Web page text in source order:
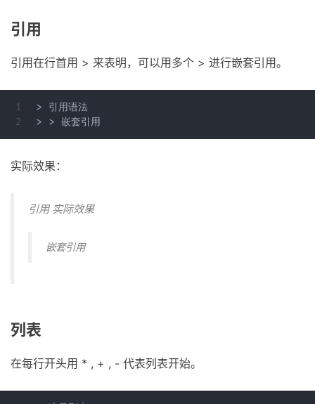
引用
引用在行首用 > 来表明，可以用多个 > 进行嵌套引用。
1
> 引用语法
实际效果：
引用 实际效果
嵌套引用
列表
在每行开头用 * , + , - 代表列表开始。